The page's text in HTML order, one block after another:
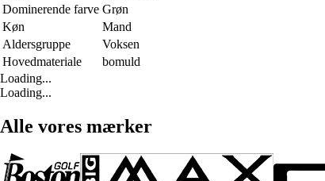
Dominerende farve Grøn
Køn
Mand
Aldersgruppe
Voksen
Hovedmateriale
bomuld
Loading...
Loading...
Alle vores mærker